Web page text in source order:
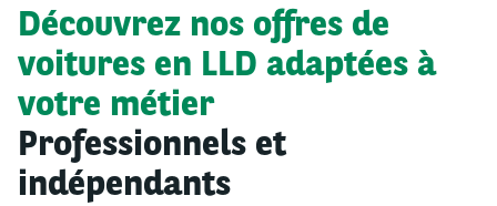
Découvrez nos offres de
voitures en LLD adaptées à
votre métier
Professionnels et
indépendants